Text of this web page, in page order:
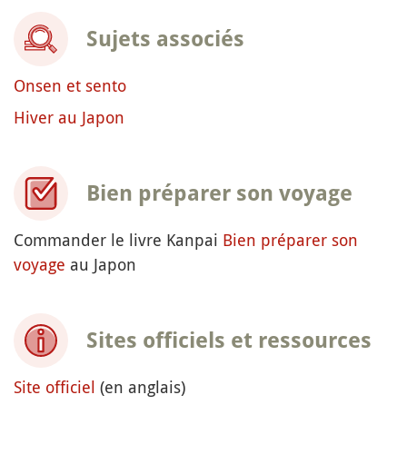
Sujets associés
Onsen et sento
Hiver au Japon
Bien préparer son voyage
Commander le livre Kanpai Bien préparer son
voyage au Japon
Sites officiels et ressources
Site officiel (en anglais)